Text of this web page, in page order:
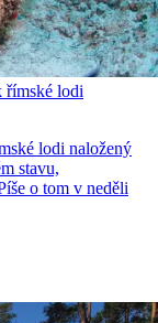
římské lodi
lodi naložený
stavu,
o tom v neděli